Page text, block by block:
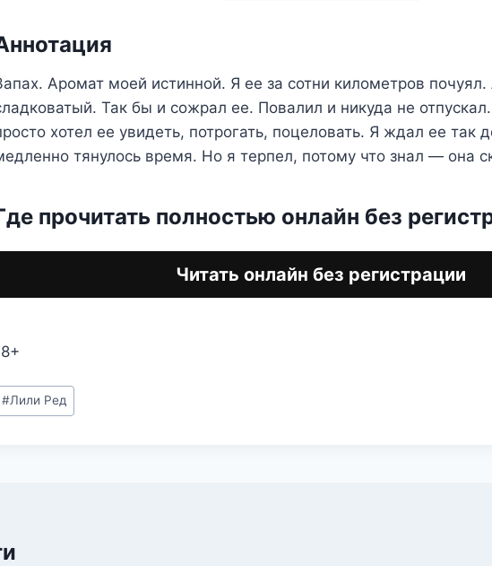
Аромат моей истинной. Я ее за сотни километров почуял.
Так бы и сожрал ее. Повалил и никуда не
хотел ее увидеть, потрогать, поцеловать. Я ждал ее так
тянулось время. Но я терпел, потому что знал — она
прочитать полностью онлайн без
Читать онлайн без регистрации
#Лили Ред